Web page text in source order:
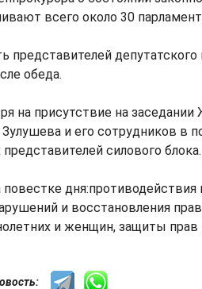
всего около 30
представителей депутатского
обеда.
на присутствие на заседании
и его сотрудников в
силового блока.
дня:противодействия
и восстановления прав
и женщин, защиты прав